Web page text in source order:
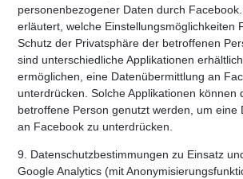
personenbezogener Daten durch
erläutert, welche Einstellungsmöglichkeiten
Schutz der Privatsphäre der betroffenen
sind unterschiedliche Applikationen
ermöglichen, eine Datenübermittlung an
unterdrücken. Solche Applikationen können
betroffene Person genutzt werden, um eine
an Facebook zu unterdrücken.
9. Datenschutzbestimmungen zu Einsatz
Google Analytics (mit